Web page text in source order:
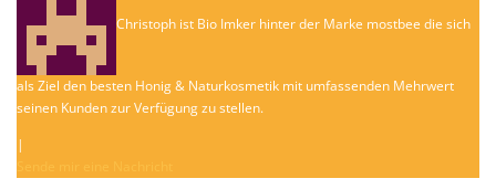
Christoph ist Bio Imker hinter der Marke mostbee die sich
als Ziel den besten Honig & Naturkosmetik mit umfassenden Mehrwert
seinen Kunden zur Verfügung zu stellen.
|